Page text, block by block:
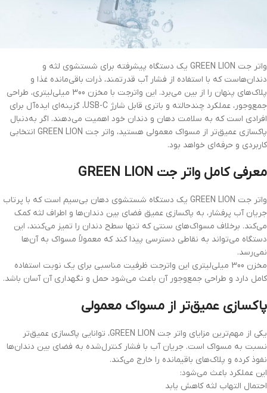
واتر جت GREEN LION یک دستگاه پیشرفته برای شستشوی لثه و
دندان‌هاست که با استفاده از فشار آب قدرتمند، ذرات باقی‌مانده غذا و
پلاک‌های پنهان را از بین می‌برد. این واترجت با مخزن 300 میلی‌لیتری، طراحی
جمع‌وجور، عملکرد چندحالته و باتری قابل شارژ USB-C، گزینه‌ای ایده‌آل برای
افرادی است که به سلامت دهان و دندان خود اهمیت می‌دهند. اگر به‌دنبال
پاکسازی عمیق‌تر از مسواک معمولی هستید، واتر جت GREEN LION انتخابی
کاربردی و حرفه‌ای خواهد بود.
معرفی کامل واتر جت GREEN LION
واتر جت GREEN LION یک دستگاه شستشوی دهان بی‌سیم است که با پرتاب
جریان آب پرفشار، به پاکسازی عمیق فضای بین دندان‌ها و اطراف لثه کمک
می‌کند. برخلاف مسواک‌های سنتی که تنها سطح دندان را تمیز می‌کنند، این
دستگاه می‌تواند به نقاطی دسترسی پیدا کند که معمولاً مسواک به آن‌ها
نمی‌رسد.
مخزن 300 میلی‌لیتری این واترجت ظرفیت مناسبی برای یک نوبت استفاده
کامل دارد و طراحی جمع‌وجور آن باعث می‌شود حمل و نگهداری آن آسان باشد.
پاکسازی عمیق‌تر از مسواک معمولی
یکی از مهم‌ترین مزایای واتر جت GREEN LION، توانایی پاکسازی عمیق‌تر
نسبت به مسواک است. جریان آب با فشار کنترل‌شده به فضای بین دندان‌ها
نفوذ کرده و پلاک‌های باقیمانده را خارج می‌کند.
این عملکرد باعث می‌شود:
احتمال التهاب لثه کاهش یابد